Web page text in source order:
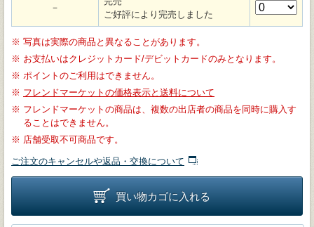
－
ご好評により完売しました
※ 写真は実際の商品と異なることがあります。
※ お支払いはクレジットカード/デビットカードのみとなります。
※ ポイントのご利用はできません。
※ フレンドマーケットの価格表示と送料について
※ フレンドマーケットの商品は、複数の出店者の商品を同時に購入す
ることはできません。
※ 店舗受取不可商品です。
ご注文のキャンセルや返品・交換について
買い物カゴに入れる